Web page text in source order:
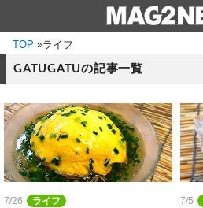
TOP »ライフ
GATUGATUの記事一覧
7/26 ライフ 7/5